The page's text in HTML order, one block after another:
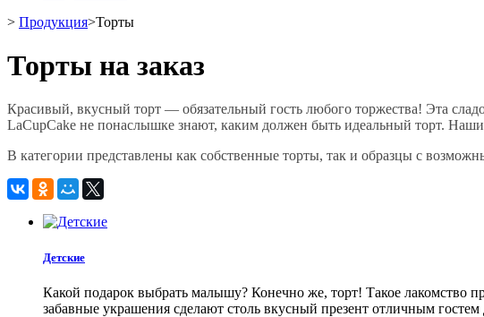
> Продукция>Торты
Торты на заказ
Красивый, вкусный торт — обязательный гость любого торжества! Эта
LaCupCake не понаслышке знают, каким должен быть идеальный торт.
В категории представлены как собственные торты, так и образцы с
Детские
Какой подарок выбрать малышу? Конечно же, торт! Такое лакомство
забавные украшения сделают столь вкусный презент отличным гостем